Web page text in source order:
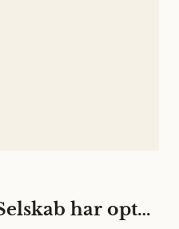
Videnskabernes Selskab har optaget 30 nye medlemmer